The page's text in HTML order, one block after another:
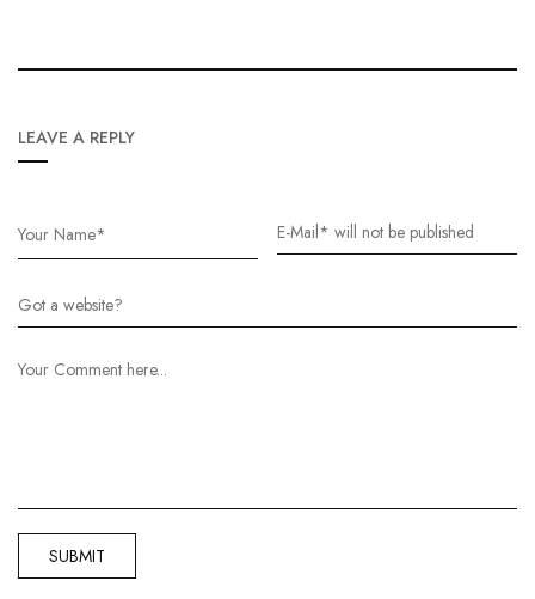
LEAVE A REPLY